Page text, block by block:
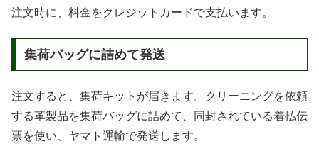
注文時に、料金をクレジットカードで支払います。
集荷バッグに詰めて発送
注文すると、集荷キットが届きます。クリーニングを依頼
する革製品を集荷バッグに詰めて、同封されている着払伝
票を使い、ヤマト運輸で発送します。